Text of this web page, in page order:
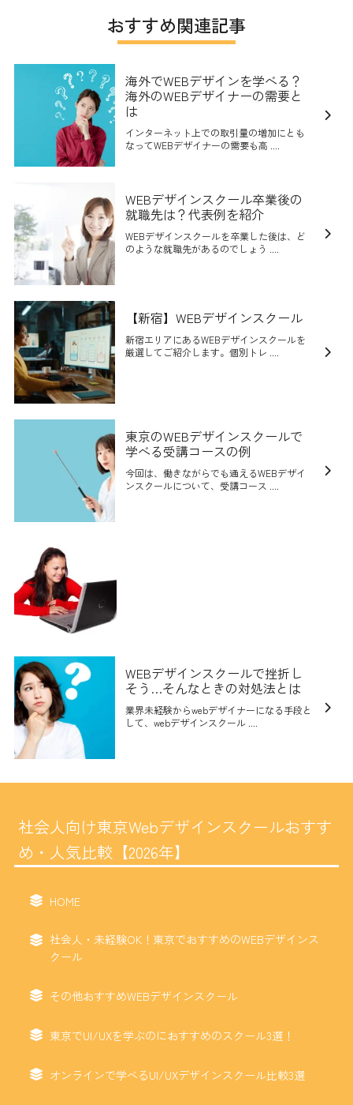
おすすめ関連記事
海外でWEBデザインを学べる？
海外のWEBデザイナーの需要と
は
インターネット上での取引量の増加にとも
なってWEBデザイナーの需要も高 ....
WEBデザインスクール卒業後の
就職先は？代表例を紹介
WEBデザインスクールを卒業した後は、ど
のような就職先があるのでしょう ....
【新宿】WEBデザインスクール
新宿エリアにあるWEBデザインスクールを
厳選してご紹介します。個別トレ ....
東京のWEBデザインスクールで
学べる受講コースの例
今回は、働きながらでも通えるWEBデザイ
ンスクールについて、受講コース ....
WEBデザインスクールで挫折し
そう…そんなときの対処法とは
業界未経験からwebデザイナーになる手段と
して、webデザインスクール ....
社会人向け東京Webデザインスクールおすす
め・人気比較【2026年】
HOME
社会人・未経験OK！東京でおすすめのWEBデザインス
クール
その他おすすめWEBデザインスクール
東京でUI/UXを学ぶのにおすすめのスクール3選！
オンラインで学べるUI/UXデザインスクール比較3選